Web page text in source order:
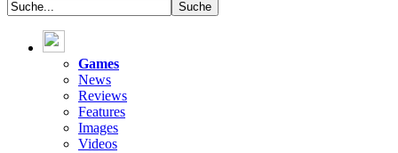
Games
News
Reviews
Features
Images
Videos